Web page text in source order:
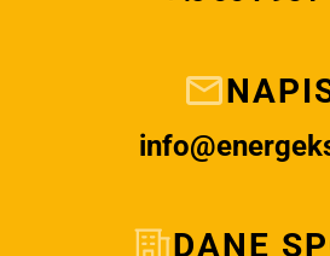
DANE